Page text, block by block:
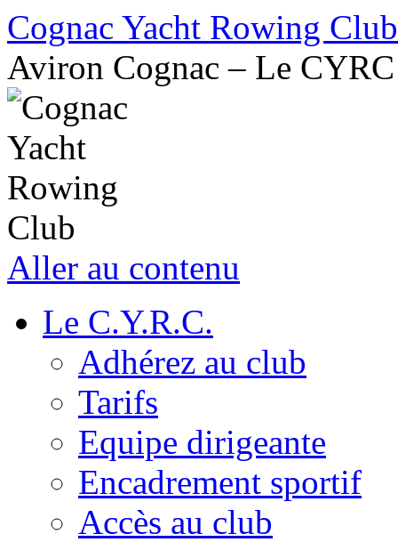
Cognac Yacht Rowing Club
Aviron Cognac – Le CYRC
Aller au contenu
Le C.Y.R.C.
Adhérez au club
Tarifs
Equipe dirigeante
Encadrement sportif
Accès au club